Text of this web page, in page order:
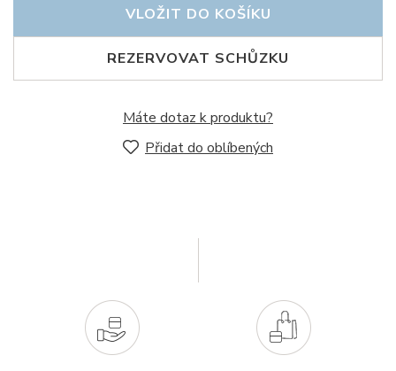
REZERVOVAT SCHŮZKU
VLOŽIT DO KOŠÍKU
Máte dotaz k produktu?
Přidat do oblíbených